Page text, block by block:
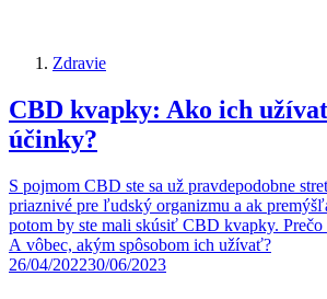
Zdravie
CBD kvapky: Ako ich
účinky?
S pojmom CBD ste sa už pravdepodobne
priaznivé pre ľudský organizmu a ak
potom by ste mali skúsiť CBD kvapky. Prečo
A vôbec, akým spôsobom ich užívať?
26/04/202230/06/2023